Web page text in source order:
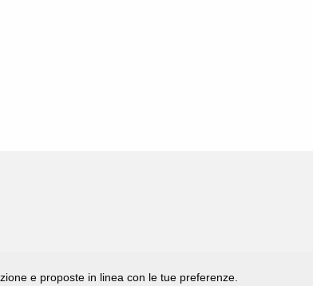
e proposte in linea con le tue preferenze.